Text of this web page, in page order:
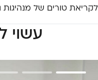
לקריאת טורים של מנהיגות
עשוי